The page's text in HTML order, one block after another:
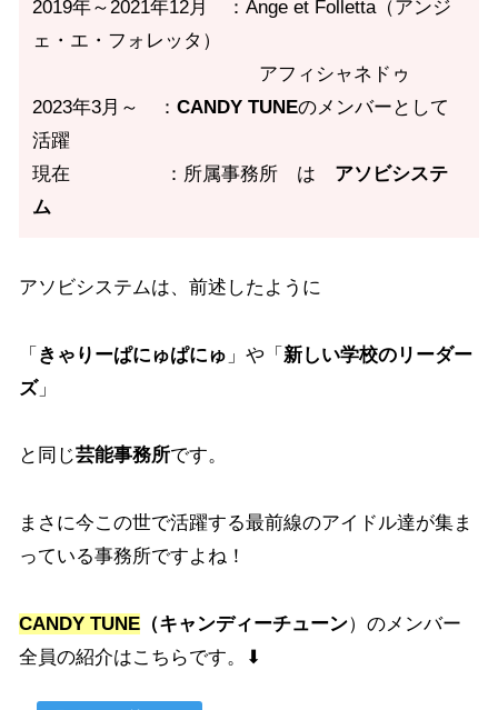
2019年～2021年12月 ：Ange et Folletta（アンジ
ェ・エ・フォレッタ）
アフィシャネドゥ
2023年3月～ ： CANDY TUNEのメンバーとして
活躍
現在 ：所属事務所 は アソビシステ
ム
アソビシステムは、前述したように
「 きゃりーぱにゅぱにゅ 」や「 新しい学校のリーダー
ズ」
と同じ芸能事務所です。
まさに今この世で活躍する最前線のアイドル達が集ま
っている事務所ですよね！
CANDY TUNE （キャンディーチューン）のメンバー
全員の紹介はこちらです。⬇